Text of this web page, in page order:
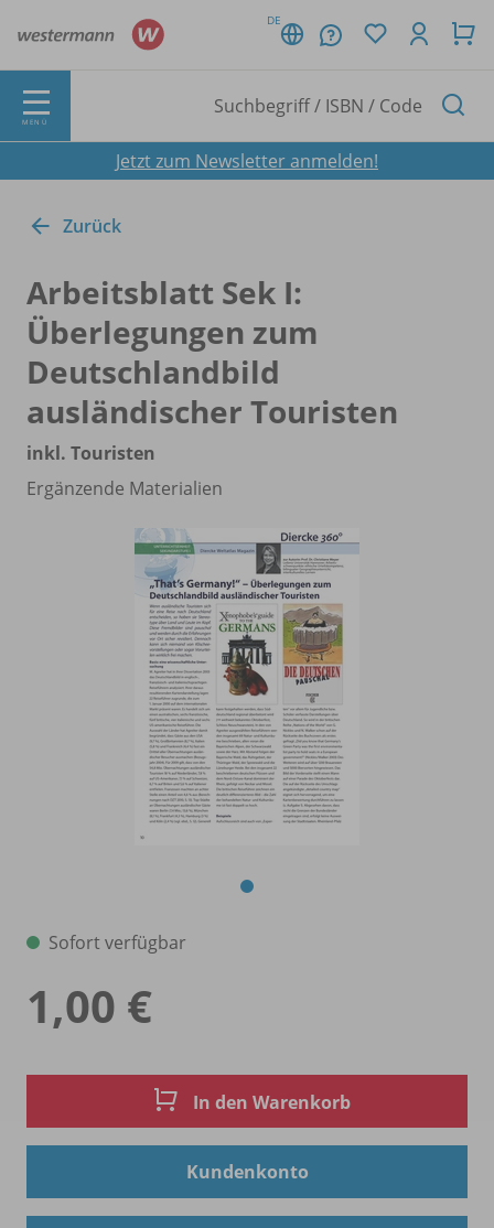
DE
MENÜ
Jetzt zum Newsletter anmelden!
Zurück
Arbeitsblatt Sek I:
Überlegungen zum
Deutschlandbild
ausländischer Touristen
inkl. Touristen
Ergänzende Materialien
Sofort verfügbar
1,00 €
In den Warenkorb
Kundenkonto